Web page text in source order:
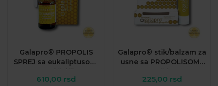
Galapro® PROPOLIS
SPREJ sa eukaliptusom,
nanom i žalfijom
610,00 rsd
Galapro® stik/balzam za
usne sa PROPOLISOM i
UV zaštitom
225,00 rsd